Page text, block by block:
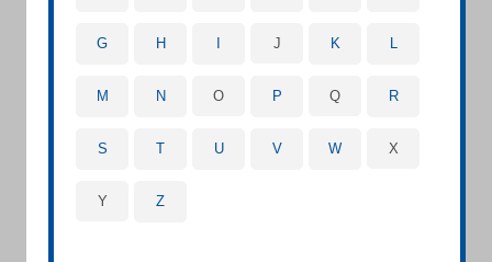
G H J K L
M N O P Q R
S T U V W X
Y Z